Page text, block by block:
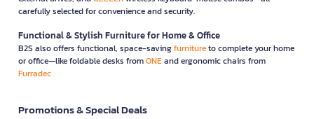
carefully selected for convenience and security.
Functional & Stylish Furniture for Home & Office
B2S also offers functional, space-savingfurnitureto complete your home
or office—like foldable desks fromONEand ergonomic chairs from
Furradec
Promotions & Special Deals